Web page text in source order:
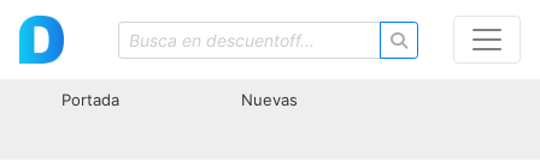
Portada Nuevas